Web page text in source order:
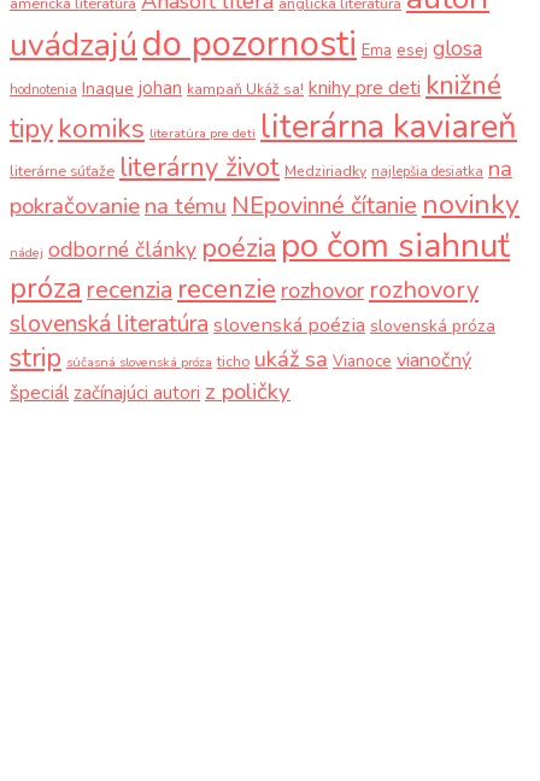
uvádzajúdo pozornosti Ema esej glosa
hodnotenia Inaque johan kampaň Ukáž sa! knihy pre deti knižné
tipy komiks literatúra pre deti literárna kaviareň
literárne súťaže literárny život Medziriadky najlepšia desiatka na
pokračovaniena tému NEpovinné čítanie novinky
nádej odborné články poézia po čom siahnuť
próza recenzia recenzie rozhovor rozhovory
slovenská literatúra slovenská poézia slovenská próza
strip súčasná slovenská próza ticho ukáž sa Vianoce vianočný
špeciál začínajúci autori z poličky